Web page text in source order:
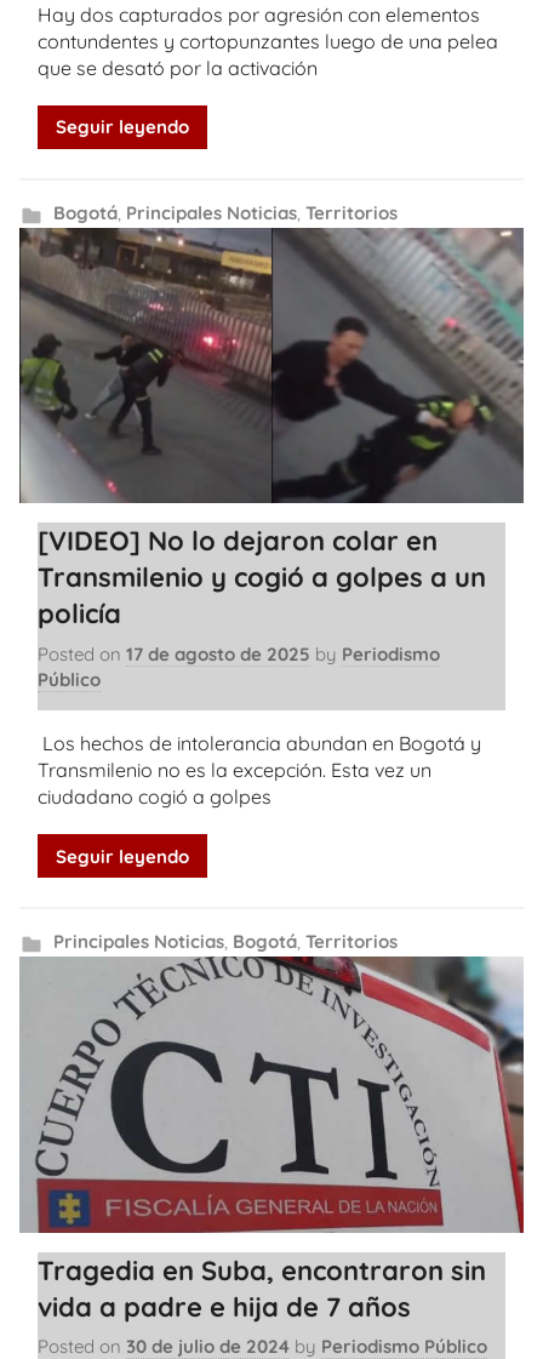
Hay dos capturados por agresión con elementos
contundentes y cortopunzantes luego de una pelea
que se desató por la activación
Seguir leyendo
Bogotá, Principales Noticias, Territorios
[VIDEO] No lo dejaron colar en
Transmilenio y cogió a golpes a un
policía
Posted on 17 de agosto de 2025 by Periodismo
Público
Los hechos de intolerancia abundan en Bogotá y
Transmilenio no es la excepción. Esta vez un
ciudadano cogió a golpes
Seguir leyendo
Principales Noticias, Bogotá, Territorios
Tragedia en Suba, encontraron sin
vida a padre e hija de 7 años
Posted on 30 de julio de 2024 by Periodismo Público